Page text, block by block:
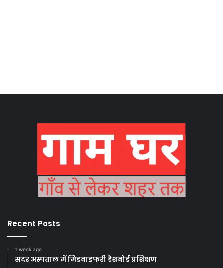
Recent Posts
1 week ago
सदर अस्पताल में मिडवाइफरी डैशबोर्ड प्रशिक्षण